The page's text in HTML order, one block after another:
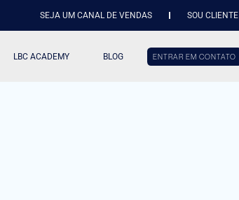
SEJA UM CANAL DE VENDAS SOU CLIENTE
LBC ACADEMY BLOG ENTRAR EM CONTATO